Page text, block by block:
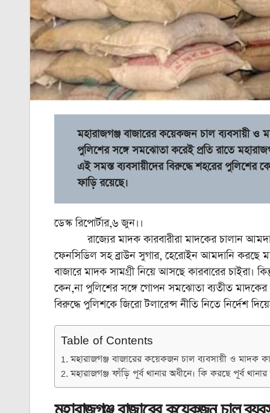
মহারাজগঞ্জ বাজারের কয়েকজন চাল ব্যবসায়ী ও
পুলিশের সঙ্গে সমঝোতা করেই প্রতি রাতে
এই সমস্ত ব্যবসায়ীদের বিরুদ্ধে শহরের পুলিশের
ফাড়ি রয়েছে।
ডেস্ক রিপোর্টার,৬ জুন।।
রাজ্যের মাদক কারবারীরা মাদকের চালান
ফেনসিডিল সহ ব্রাউন সুগার, হেরোইন আমদানি করছে
বাজারে মাদক সামগ্রী নিয়ে আসছে কারবারের
কেন,না পুলিশের সঙ্গে গোপন সমঝোতা ব্যতীত মাদকের
বিরুদ্ধে পুলিশকে জিরো টলারেন্স নীতি নিতে নির্দেশ
Table of Contents
মহারাজগঞ্জ বাজারের কয়েকজন চাল ব্যবসায়ী ও মাদক
মহারাজগঞ্জ ফাঁড়ি পূর্ব থানার অধীনে। কি করছে পূর্ব